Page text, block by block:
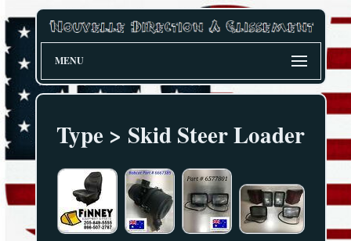
MENU
Type > Skid Steer Loader